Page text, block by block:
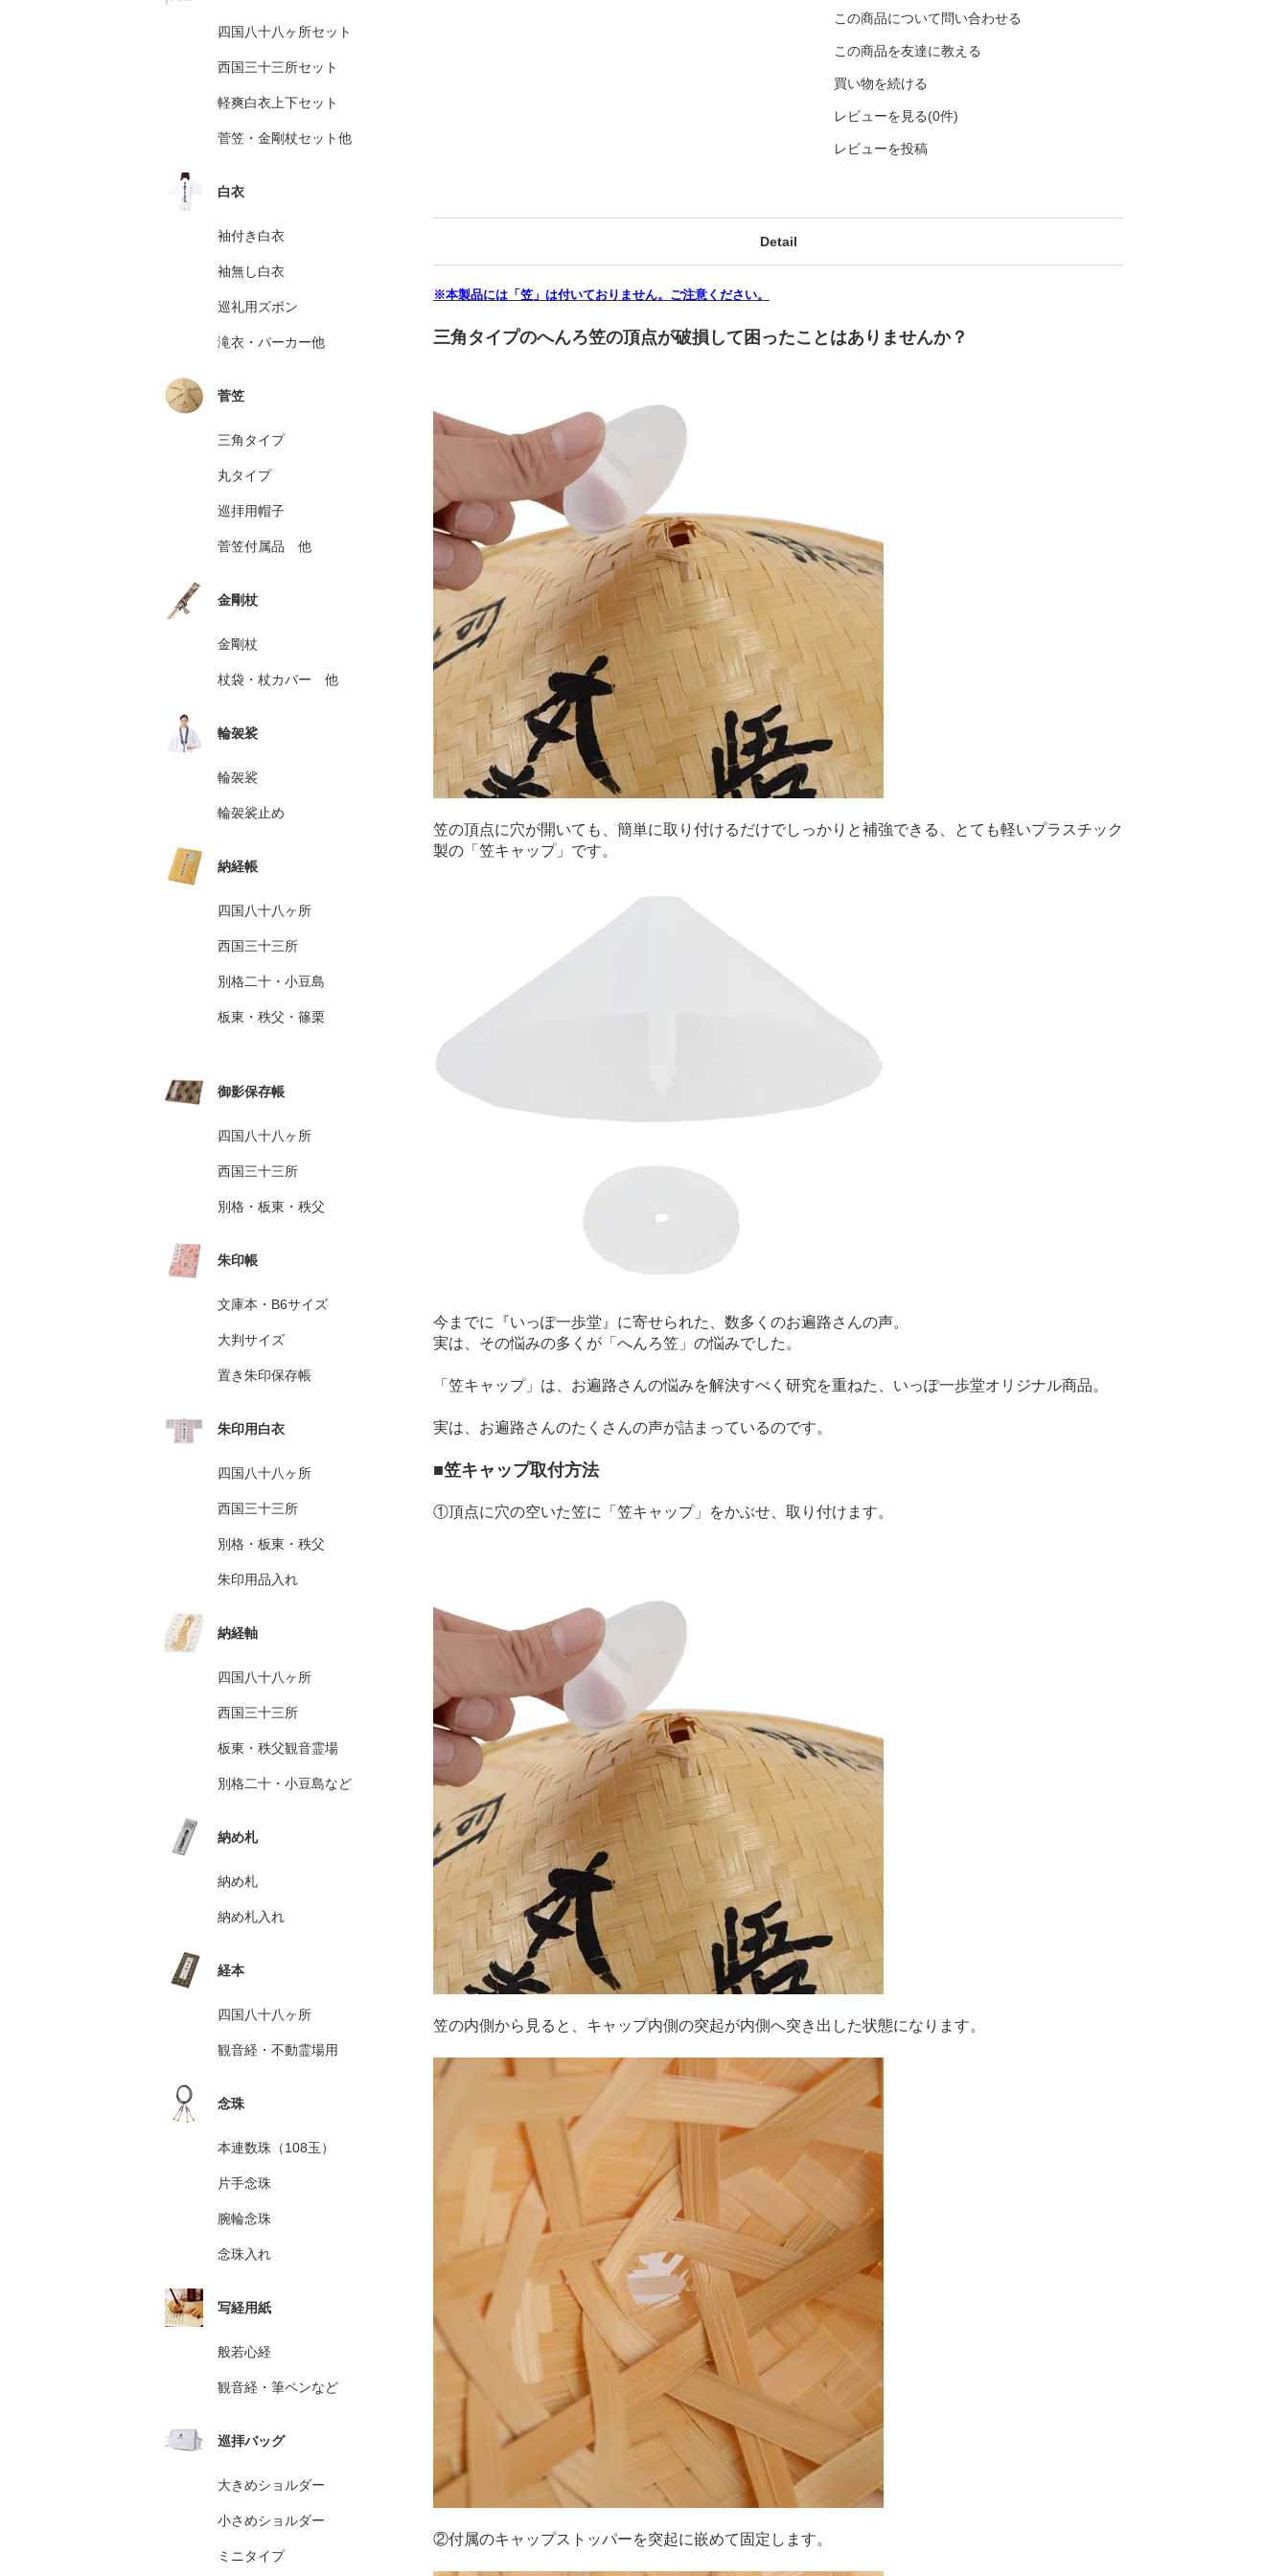
この商品について問い合わせる
この商品を友達に教える
買い物を続ける
レビューを見る(0件)
レビューを投稿
Detail
※本製品には「笠」は付いておりません。ご注意ください。
三角タイプのへんろ笠の頂点が破損して困ったことはありませんか？
笠の頂点に穴が開いても、簡単に取り付けるだけでしっかりと補強できる、とても軽いプラスチック
製の「笠キャップ」です。
今までに『いっぽ一歩堂』に寄せられた、数多くのお遍路さんの声。
実は、その悩みの多くが「へんろ笠」の悩みでした。
「笠キャップ」は、お遍路さんの悩みを解決すべく研究を重ねた、いっぽ一歩堂オリジナル商品。
実は、お遍路さんのたくさんの声が詰まっているのです。
■笠キャップ取付方法
①頂点に穴の空いた笠に「笠キャップ」をかぶせ、取り付けます。
笠の内側から見ると、キャップ内側の突起が内側へ突き出した状態になります。
②付属のキャップストッパーを突起に嵌めて固定します。
四国八十八ヶ所セット
西国三十三所セット
軽爽白衣上下セット
菅笠・金剛杖セット他
白衣
袖付き白衣
袖無し白衣
巡礼用ズボン
滝衣・パーカー他
菅笠
三角タイプ
丸タイプ
巡拝用帽子
菅笠付属品 他
金剛杖
金剛杖
杖袋・杖カバー 他
輪袈裟
輪袈裟
輪袈裟止め
納経帳
四国八十八ヶ所
西国三十三所
別格二十・小豆島
板東・秩父・篠栗
御影保存帳
四国八十八ヶ所
西国三十三所
別格・板東・秩父
朱印帳
文庫本・B6サイズ
大判サイズ
置き朱印保存帳
朱印用白衣
四国八十八ヶ所
西国三十三所
別格・板東・秩父
朱印用品入れ
納経軸
四国八十八ヶ所
西国三十三所
板東・秩父観音霊場
別格二十・小豆島など
納め札
納め札
納め札入れ
経本
四国八十八ヶ所
観音経・不動霊場用
念珠
本連数珠（108玉）
片手念珠
腕輪念珠
念珠入れ
写経用紙
般若心経
観音経・筆ペンなど
巡拝バッグ
大きめショルダー
小さめショルダー
ミニタイプ